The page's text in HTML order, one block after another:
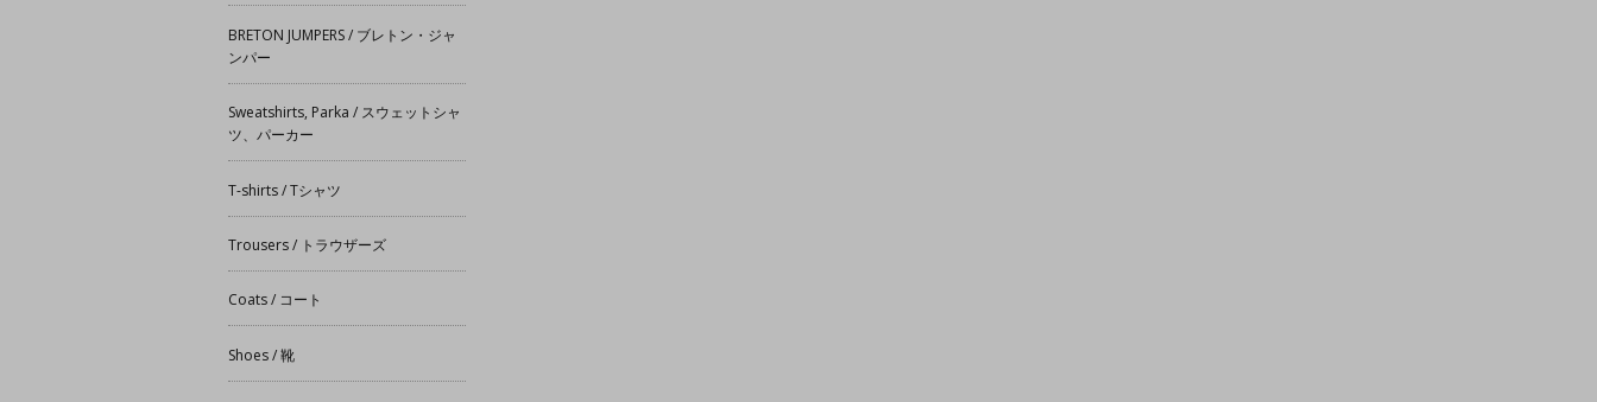
BRETON JUMPERS / ブレトン・ジャ
ンパー
Sweatshirts, Parka / スウェットシャ
ツ、パーカー
T-shirts / Tシャツ
Trousers / トラウザーズ
Coats / コート
Shoes / 靴